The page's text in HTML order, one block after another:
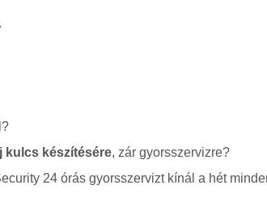
kulcs készítésére, zár gyorsszervizre?
24 órás gyorsszervizt kínál a hét